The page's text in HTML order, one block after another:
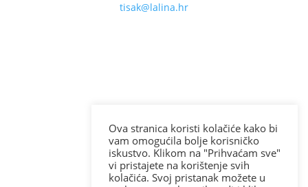
tisak@lalina.hr
Ova stranica koristi kolačiće kako bi
vam omogućila bolje korisničko
iskustvo. Klikom na "Prihvaćam sve"
vi pristajete na korištenje svih
kolačića. Svoj pristanak možete u